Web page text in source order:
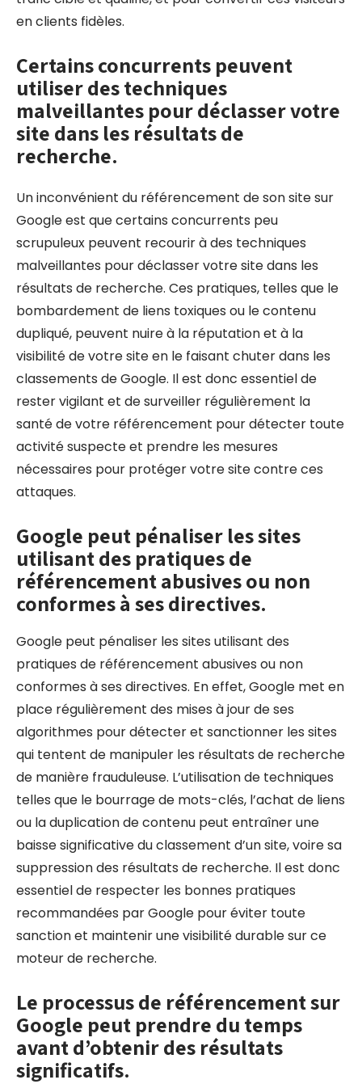
en clients fidèles.
Certains concurrents peuvent
utiliser des techniques
malveillantes pour déclasser votre
site dans les résultats de
recherche.
Un inconvénient du référencement de son site sur
Google est que certains concurrents peu
scrupuleux peuvent recourir à des techniques
malveillantes pour déclasser votre site dans les
résultats de recherche. Ces pratiques, telles que le
bombardement de liens toxiques ou le contenu
dupliqué, peuvent nuire à la réputation et à la
visibilité de votre site en le faisant chuter dans les
classements de Google. Il est donc essentiel de
rester vigilant et de surveiller régulièrement la
santé de votre référencement pour détecter toute
activité suspecte et prendre les mesures
nécessaires pour protéger votre site contre ces
attaques.
Google peut pénaliser les sites
utilisant des pratiques de
référencement abusives ou non
conformes à ses directives.
Google peut pénaliser les sites utilisant des
pratiques de référencement abusives ou non
conformes à ses directives. En effet, Google met en
place régulièrement des mises à jour de ses
algorithmes pour détecter et sanctionner les sites
qui tentent de manipuler les résultats de recherche
de manière frauduleuse. L’utilisation de techniques
telles que le bourrage de mots-clés, l’achat de liens
ou la duplication de contenu peut entraîner une
baisse significative du classement d’un site, voire sa
suppression des résultats de recherche. Il est donc
essentiel de respecter les bonnes pratiques
recommandées par Google pour éviter toute
sanction et maintenir une visibilité durable sur ce
moteur de recherche.
Le processus de référencement sur
Google peut prendre du temps
avant d’obtenir des résultats
significatifs.